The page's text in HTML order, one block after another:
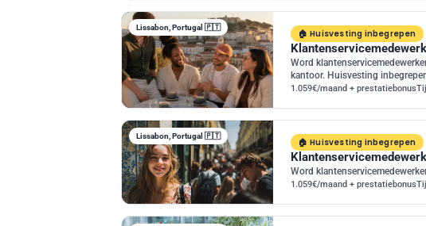
Lissabon, Portugal 🇵🇹
Huisvesting inbegrepen
Word
kantoor. Huisvesting
1.059€/maand + prestatiebonus
Lissabon, Portugal 🇵🇹
Huisvesting inbegrepen
Word
1.059€/maand + prestatiebonus